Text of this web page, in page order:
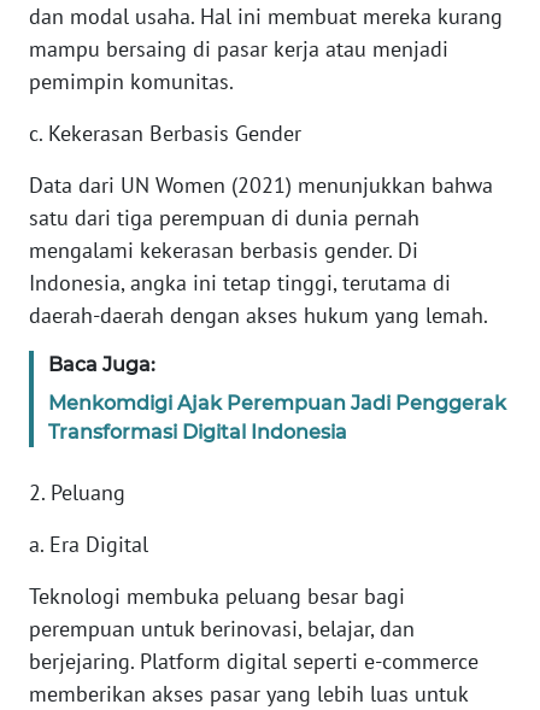
dan modal usaha. Hal ini membuat mereka kurang
mampu bersaing di pasar kerja atau menjadi
pemimpin komunitas.
c. Kekerasan Berbasis Gender
Data dari UN Women (2021) menunjukkan bahwa
satu dari tiga perempuan di dunia pernah
mengalami kekerasan berbasis gender. Di
Indonesia, angka ini tetap tinggi, terutama di
daerah-daerah dengan akses hukum yang lemah.
Baca Juga:
Menkomdigi Ajak Perempuan Jadi Penggerak
Transformasi Digital Indonesia
2. Peluang
a. Era Digital
Teknologi membuka peluang besar bagi
perempuan untuk berinovasi, belajar, dan
berjejaring. Platform digital seperti e-commerce
memberikan akses pasar yang lebih luas untuk
WN
JAKARTA
JABAR
WN
WN
NTT
KEPRI
PAPUA
PAPUA
WN
RIAU